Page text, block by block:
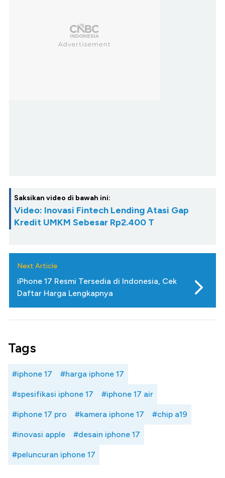
Saksikan video di bawah ini:
Video: Inovasi Fintech Lending Atasi Gap
Kredit UMKM Sebesar Rp2.400 T
Next Article
iPhone 17 Resmi Tersedia di Indonesia, Cek
Daftar Harga Lengkapnya
Tags
#iphone 17 #harga iphone 17
#spesifikasi iphone 17 #iphone 17 air
#iphone 17 pro #kamera iphone 17 #chip a19
#inovasi apple #desain iphone 17
#peluncuran iphone 17